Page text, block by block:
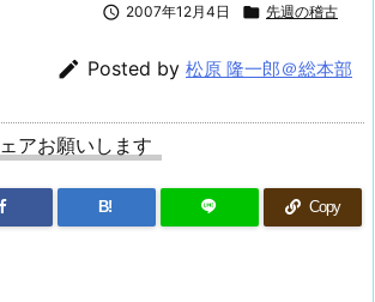
 2007年12月4日  先週の稽古
 Posted by 松原 隆一郎＠総本部
アお願いします
B! Copy